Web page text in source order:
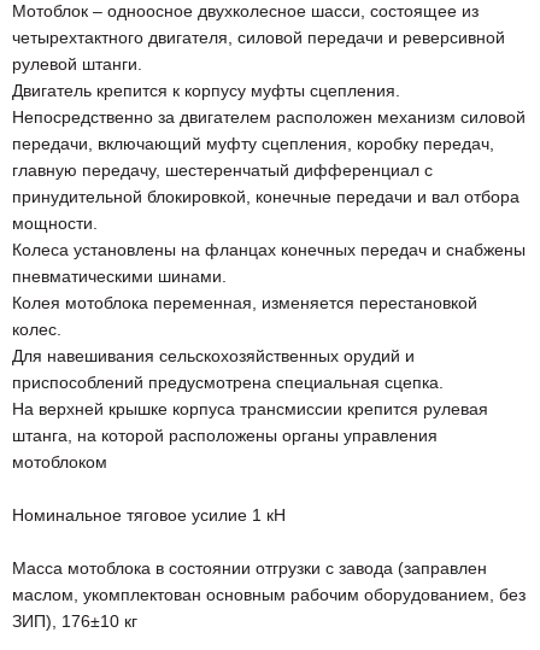
Мотоблок – одноосное двухколесное шасси, состоящее из
четырехтактного двигателя, силовой передачи и реверсивной
рулевой штанги.
Двигатель крепится к корпусу муфты сцепления.
Непосредственно за двигателем расположен механизм силовой
передачи, включающий муфту сцепления, коробку передач,
главную передачу, шестеренчатый дифференциал с
принудительной блокировкой, конечные передачи и вал отбора
мощности.
Колеса установлены на фланцах конечных передач и снабжены
пневматическими шинами.
Колея мотоблока переменная, изменяется перестановкой
колес.
Для навешивания сельскохозяйственных орудий и
приспособлений предусмотрена специальная сцепка.
На верхней крышке корпуса трансмиссии крепится рулевая
штанга, на которой расположены органы управления
мотоблоком
Номинальное тяговое усилие 1 кН
Масса мотоблока в состоянии отгрузки с завода (заправлен
маслом, укомплектован основным рабочим оборудованием, без
ЗИП), 176±10 кг